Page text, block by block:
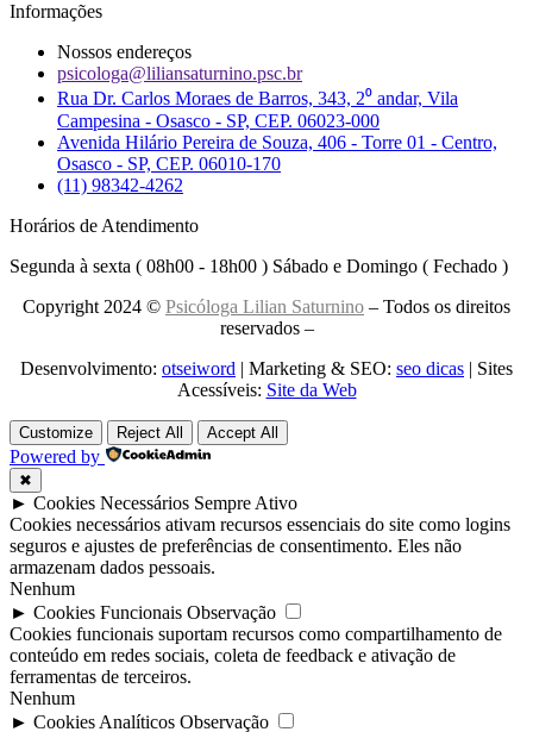
Informações
Nossos endereços
psicologa@liliansaturnino.psc.br
Rua Dr. Carlos Moraes de Barros, 343, 2⁰ andar, Vila
Campesina - Osasco - SP, CEP. 06023-000
Avenida Hilário Pereira de Souza, 406 - Torre 01 - Centro,
Osasco - SP, CEP. 06010-170
(11) 98342-4262
Horários de Atendimento
Segunda à sexta ( 08h00 - 18h00 ) Sábado e Domingo ( Fechado )
Copyright 2024 © Psicóloga Lilian Saturnino – Todos os direitos
reservados –
Desenvolvimento: otseiword | Marketing & SEO: seo dicas | Sites
Acessíveis: Site da Web
Customize Reject All Accept All
Powered by
✖
► Cookies Necessários Sempre Ativo
Cookies necessários ativam recursos essenciais do site como logins
seguros e ajustes de preferências de consentimento. Eles não
armazenam dados pessoais.
Nenhum
► Cookies Funcionais Observação
Cookies funcionais suportam recursos como compartilhamento de
conteúdo em redes sociais, coleta de feedback e ativação de
ferramentas de terceiros.
Nenhum
► Cookies Analíticos Observação